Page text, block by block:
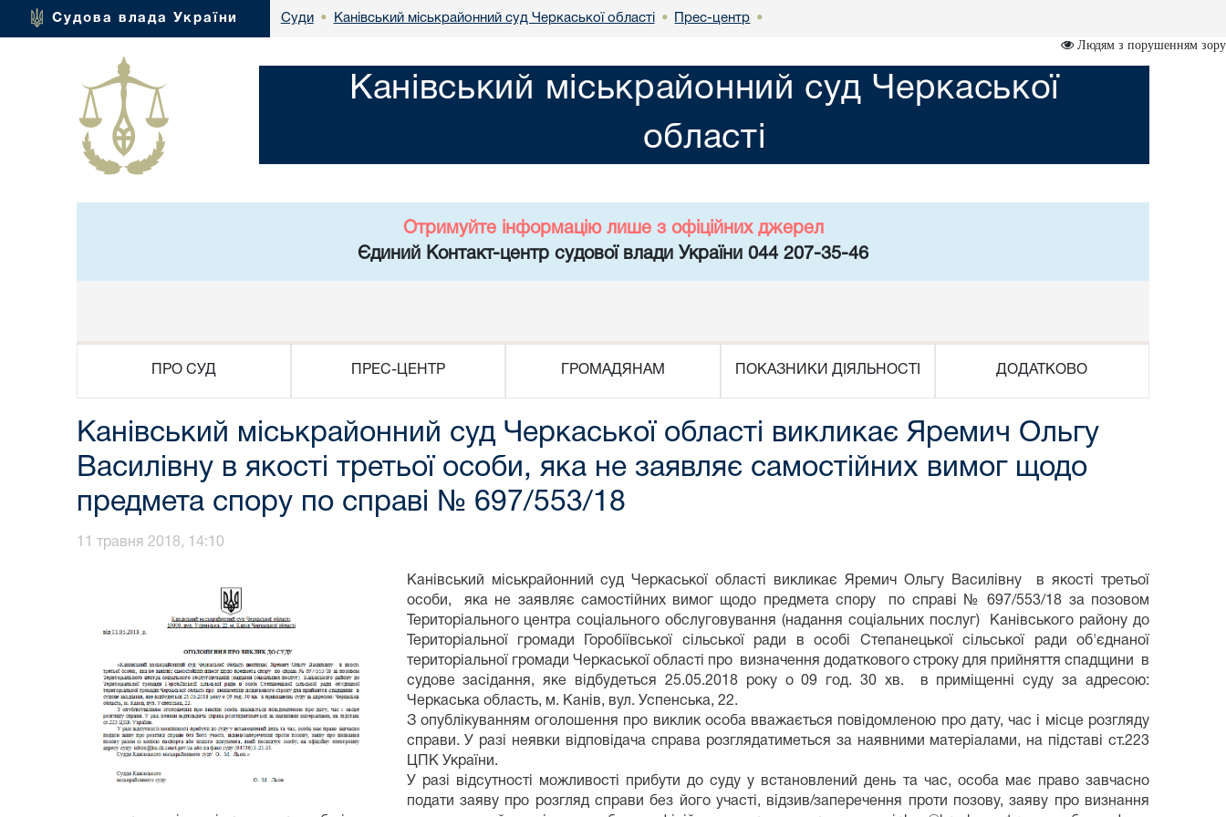
Судова влада України Суди • Канівський міськрайонний суд Черкаської області • Прес-центр •
Людям з порушенням зору
Канівський міськрайонний суд Черкаської
області
Отримуйте інформацію лише з офіційних джерел
Єдиний Контакт-центр судової влади України 044 207-35-46
ПРО СУД ПРЕС-ЦЕНТР ГРОМАДЯНАМ ПОКАЗНИКИ ДІЯЛЬНОСТІ ДОДАТКОВО
Канівський міськрайонний суд Черкаської області викликає Яремич Ольгу
Василівну в якості третьої особи, яка не заявляє самостійних вимог щодо
предмета спору по справі № 697/553/18
11 травня 2018, 14:10
Канівський міськрайонний суд Черкаської області викликає Яремич Ольгу Василівну в якості третьої
особи, яка не заявляє самостійних вимог щодо предмета спору по справі № 697/553/18 за позовом
Територіального центра соціального обслуговування (надання соціальних послуг) Канівського району до
Територіальної громади Горобіївської сільської ради в особі Степанецької сільської ради об'єднаної
територіальної громади Черкаської області про визначення додаткового строку для прийняття спадщини в
судове засідання, яке відбудеться 25.05.2018 року о 09 год. 30 хв. в приміщенні суду за адресою:
Черкаська область, м. Канів, вул. Успенська, 22.
З опублікуванням оголошення про виклик особа вважається повідомленою про дату, час і місце розгляду
справи. У разі неявки відповідача справа розглядатиметься за наявними матеріалами, на підставі ст.223
ЦПК України.
У разі відсутності можливості прибути до суду у встановлений день та час, особа має право завчасно
подати заяву про розгляд справи без його участі, відзив/заперечення проти позову, заяву про визнання